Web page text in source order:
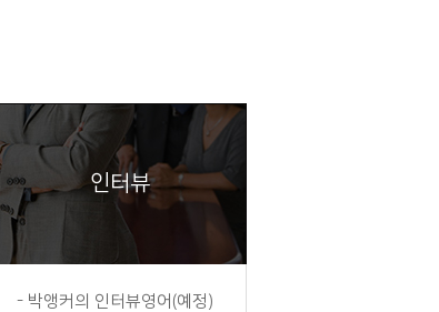
인터뷰
- 박앵커의 인터뷰영어(예정)